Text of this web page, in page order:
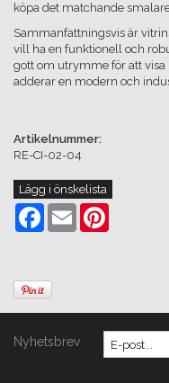
köpa det matchande
Sammanfattningsvis är
vill ha en funktionell och
gott om utrymme för att
adderar en modern och
Artikelnummer:
RE-CI-02-04
Lägg i önskelista
Facebook
Email
Nyhetsbrev